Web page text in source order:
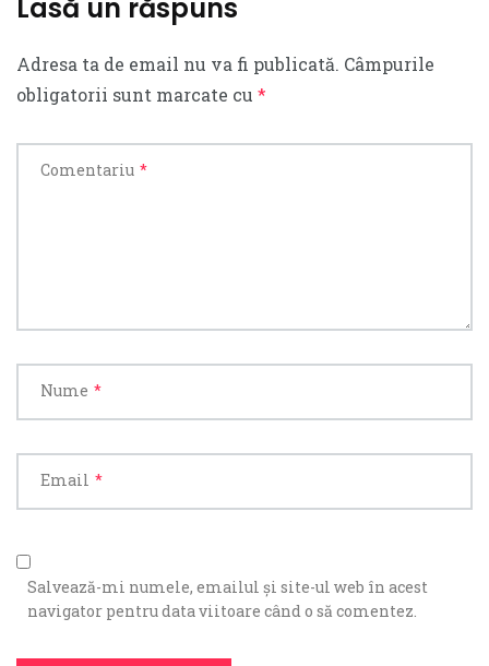
Lasă un răspuns
Adresa ta de email nu va fi publicată. Câmpurile
obligatorii sunt marcate cu *
Comentariu *
Nume *
Email *
Salvează-mi numele, emailul și site-ul web în acest
navigator pentru data viitoare când o să comentez.